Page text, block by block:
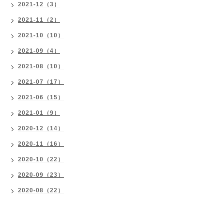
2021-12（3）
2021-11（2）
2021-10（10）
2021-09（4）
2021-08（10）
2021-07（17）
2021-06（15）
2021-01（9）
2020-12（14）
2020-11（16）
2020-10（22）
2020-09（23）
2020-08（22）